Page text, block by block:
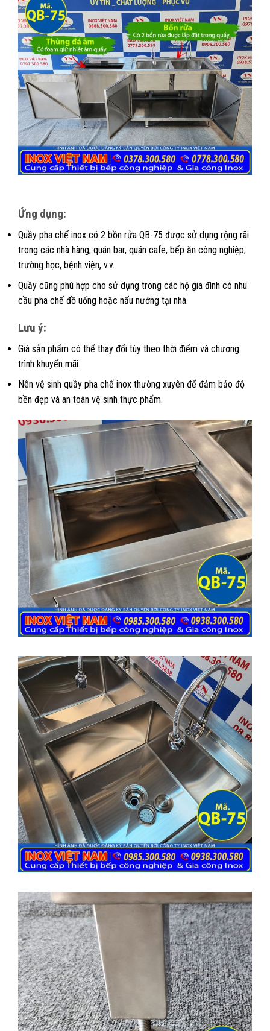
Ứng dụng:
Quầy pha chế inox có 2 bồn rửa QB-75 được sử dụng rộng rãi
trong các nhà hàng, quán bar, quán cafe, bếp ăn công nghiệp,
trường học, bệnh viện, v.v.
Quầy cũng phù hợp cho sử dụng trong các hộ gia đình có nhu
cầu pha chế đồ uống hoặc nấu nướng tại nhà.
Lưu ý:
Giá sản phẩm có thể thay đổi tùy theo thời điểm và chương
trình khuyến mãi.
Nên vệ sinh quầy pha chế inox thường xuyên để đảm bảo độ
bền đẹp và an toàn vệ sinh thực phẩm.